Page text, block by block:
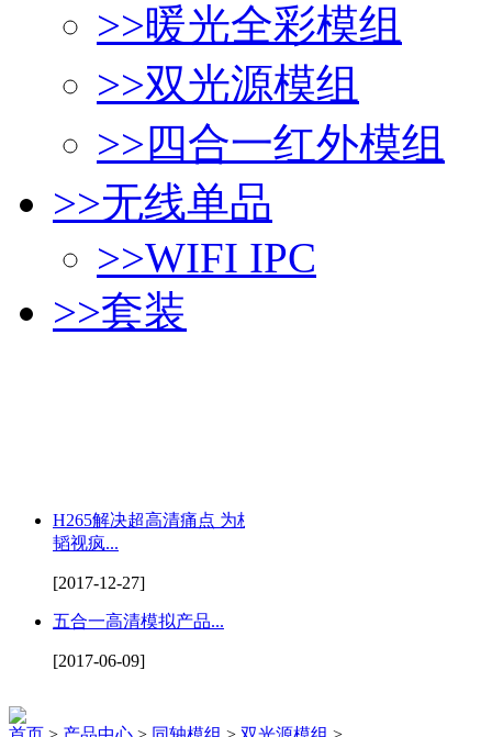
>>暖光全彩模组
>>双光源模组
>>四合一红外模组
>>无线单品
>>WIFI IPC
>>套装
H265解决超高清痛点 为杭州
韬视疯...
[2017-12-27]
五合一高清模拟产品...
[2017-06-09]